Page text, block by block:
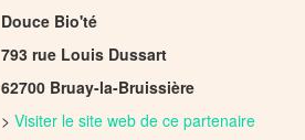
Douce Bio'té
793 rue Louis Dussart
62700 Bruay-la-Bruissière
> Visiter le site web de ce partenaire